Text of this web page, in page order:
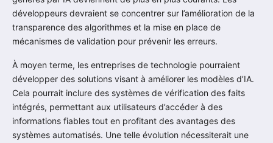
développeurs devraient se concentrer sur l’amélioration de la
transparence des algorithmes et la mise en place de
mécanismes de validation pour prévenir les erreurs.
À moyen terme, les entreprises de technologie pourraient
développer des solutions visant à améliorer les modèles d’IA.
Cela pourrait inclure des systèmes de vérification des faits
intégrés, permettant aux utilisateurs d’accéder à des
informations fiables tout en profitant des avantages des
systèmes automatisés. Une telle évolution nécessiterait une